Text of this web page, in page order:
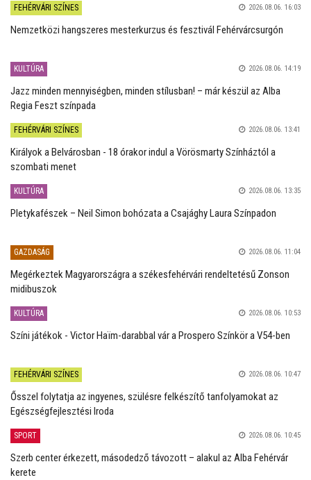
FEHÉRVÁRI SZÍNES 2026.08.06. 16:03
Nemzetközi hangszeres mesterkurzus és fesztivál Fehérvárcsurgón
KULTÚRA 2026.08.06. 14:19
Jazz minden mennyiségben, minden stílusban! – már készül az Alba
Regia Feszt színpada
FEHÉRVÁRI SZÍNES 2026.08.06. 13:41
Királyok a Belvárosban - 18 órakor indul a Vörösmarty Színháztól a
szombati menet
KULTÚRA 2026.08.06. 13:35
Pletykafészek – Neil Simon bohózata a Csajághy Laura Színpadon
GAZDASÁG 2026.08.06. 11:04
Megérkeztek Magyarországra a székesfehérvári rendeltetésű Zonson
midibuszok
KULTÚRA 2026.08.06. 10:53
Színi játékok - Victor Haïm-darabbal vár a Prospero Színkör a V54-ben
FEHÉRVÁRI SZÍNES 2026.08.06. 10:47
Ősszel folytatja az ingyenes, szülésre felkészítő tanfolyamokat az
Egészségfejlesztési Iroda
SPORT 2026.08.06. 10:45
Szerb center érkezett, másodedző távozott – alakul az Alba Fehérvár
kerete